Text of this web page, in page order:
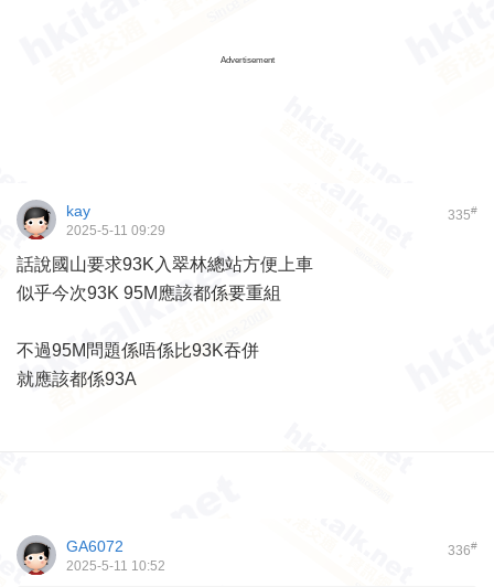
Advertisement
335#
kay
2025-5-11 09:29
話說國山要求93K入翠林總站方便上車
似乎今次93K 95M應該都係要重組
不過95M問題係唔係比93K吞併
就應該都係93A
336#
GA6072
2025-5-11 10:52